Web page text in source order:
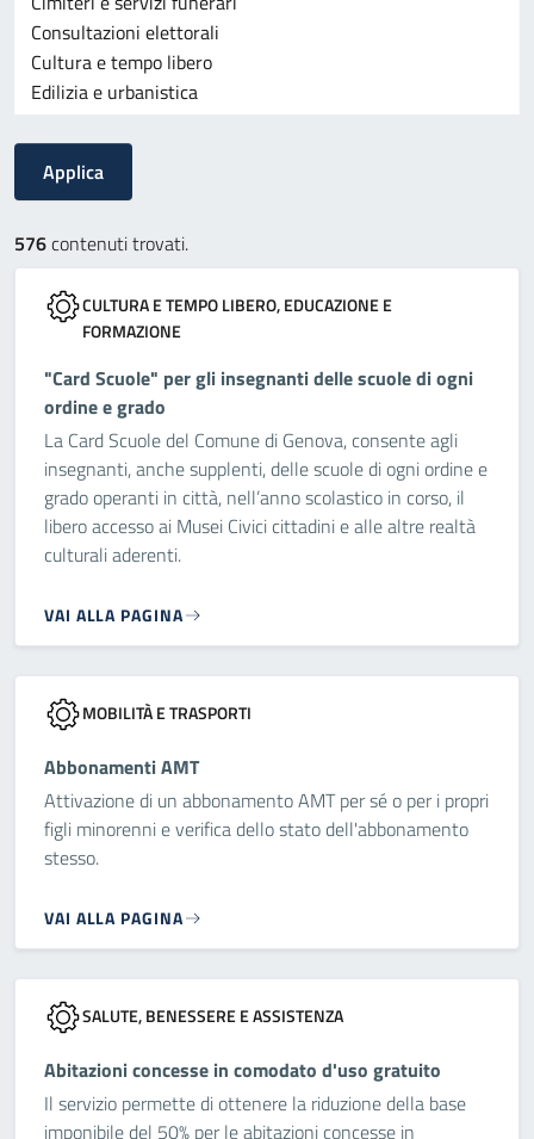
576contenuti trovati.
CULTURA E TEMPO LIBERO, EDUCAZIONE E
FORMAZIONE
"Card Scuole" per gli insegnanti delle scuole di ogni
ordine e grado
La Card Scuole del Comune di Genova, consente agli
insegnanti, anche supplenti, delle scuole di ogni ordine e
grado operanti in città, nell’anno scolastico in corso, il
libero accesso ai Musei Civici cittadini e alle altre realtà
culturali aderenti.
VAI ALLA PAGINA
MOBILITÀ E TRASPORTI
Abbonamenti AMT
Attivazione di un abbonamento AMT per sé o per i propri
figli minorenni e verifica dello stato dell'abbonamento
stesso.
VAI ALLA PAGINA
SALUTE, BENESSERE E ASSISTENZA
Abitazioni concesse in comodato d'uso gratuito
Il servizio permette di ottenere la riduzione della base
imponibile del 50% per le abitazioni concesse in